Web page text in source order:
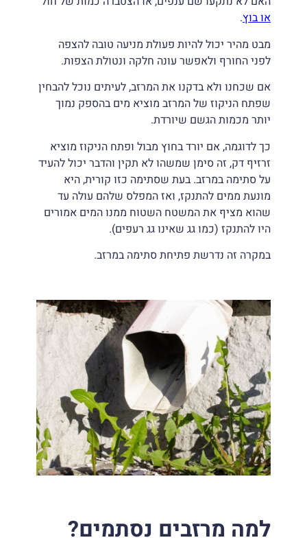
או בוץ.
מבט מהיר יכול להיות פעולת מניעה טובה להצפה
לפני החורף ולאפשר עונה חלקה ונטולת הצפות.
אם שכחנו ולא בדקנו את המרזב, לעיתים נוכל להבחין
שפתח הניקוז של המרזב מוציא מים בהספק נמוך
יותר מכמות הגשם שיורדת.
כך לדוגמה, אם יורד בחוץ מבול ופתח הניקוז מוציא
זרזיף דק, זה סימן שמשהו לא תקין והדבר יכול להעיד
על סתימה במרזב. בעת שסתימה כזו קורית, היא
מונעת ממים להתנקז, ואז המפלס שלהם עולה עד
שהוא מציף את המשטח השטוח ממנו המים אמורים
היו להתנקז (כמו גג שאינו גג רעפים).
במקרה זה נדרשת פתיחת סתימה במרזב.
למה מרזבים נסתמים?